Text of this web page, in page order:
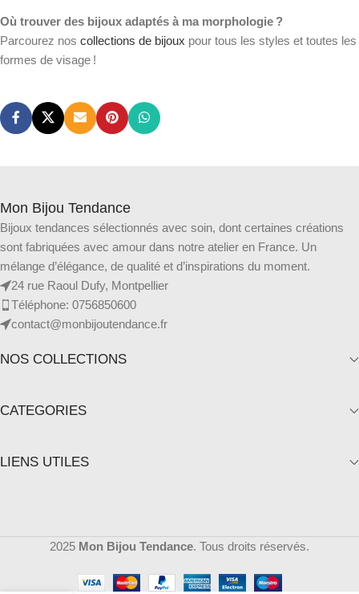
Où trouver des bijoux adaptés à ma morphologie ?
Parcourez nos collections de bijoux pour tous les styles et toutes les
formes de visage !
Mon Bijou Tendance
Bijoux tendances sélectionnés avec soin, dont certaines créations
sont fabriquées avec amour dans notre atelier en France. Un
mélange d’élégance, de qualité et d’inspirations du moment.
24 rue Raoul Dufy, Montpellier
Téléphone: 0756850600
contact@monbijoutendance.fr
NOS COLLECTIONS
CATEGORIES
LIENS UTILES
2025 Mon Bijou Tendance. Tous droits réservés.